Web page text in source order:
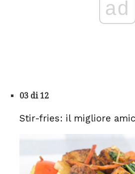
ad
03 di 12
Stir-fries: il migliore